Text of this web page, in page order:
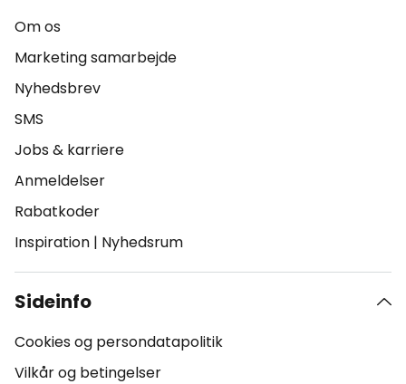
Om os
Marketing samarbejde
Nyhedsbrev
SMS
Jobs & karriere
Anmeldelser
Rabatkoder
Inspiration | Nyhedsrum
Sideinfo
Cookies og persondatapolitik
Vilkår og betingelser